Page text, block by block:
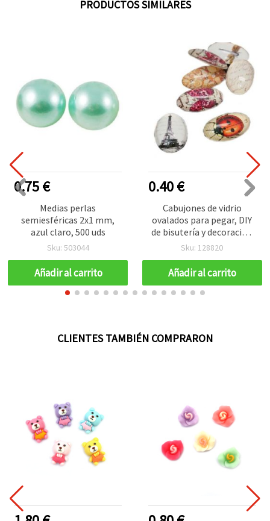
PRODUCTOS SIMILARES
0.75 €
Medias perlas
semiesféricas 2x1 mm,
azul claro, 500 uds
Sku: 503044
Añadir al carrito
0.40 €
Cabujones de vidrio
ovalados para pegar, DIY
de bisutería y decoración
de ropa, colores
Sku: 128820
Añadir al carrito
CLIENTES TAMBIÉN COMPRARON